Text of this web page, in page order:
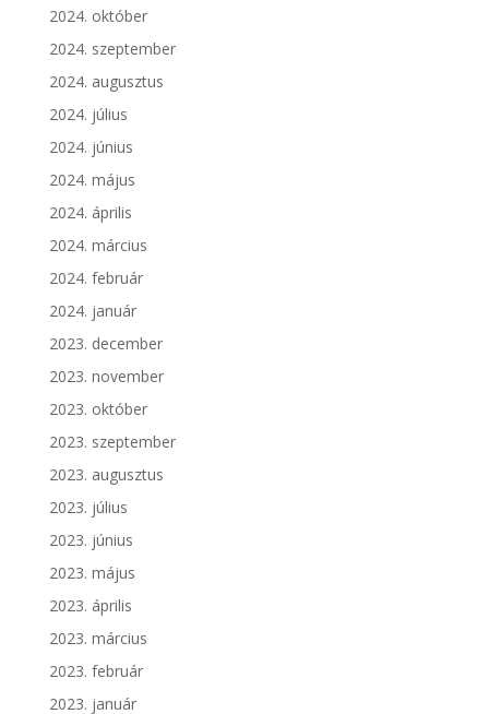
2024. október
2024. szeptember
2024. augusztus
2024. július
2024. június
2024. május
2024. április
2024. március
2024. február
2024. január
2023. december
2023. november
2023. október
2023. szeptember
2023. augusztus
2023. július
2023. június
2023. május
2023. április
2023. március
2023. február
2023. január